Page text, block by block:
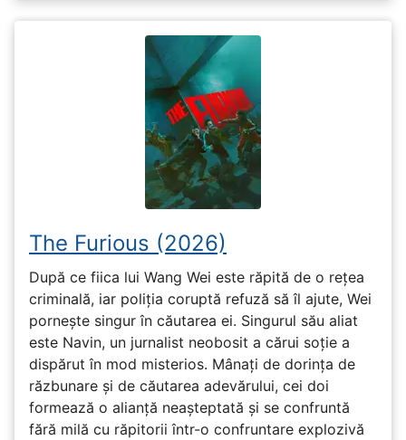
The Furious (2026)
După ce fiica lui Wang Wei este răpită de o rețea
criminală, iar poliția coruptă refuză să îl ajute, Wei
pornește singur în căutarea ei. Singurul său aliat
este Navin, un jurnalist neobosit a cărui soție a
dispărut în mod misterios. Mânați de dorința de
răzbunare și de căutarea adevărului, cei doi
formează o alianță neașteptată și se confruntă
fără milă cu răpitorii într-o confruntare explozivă